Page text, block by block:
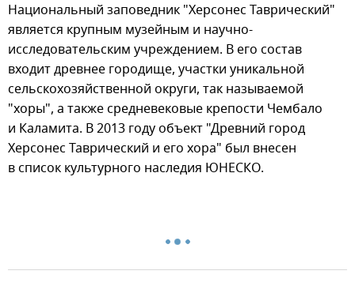
Национальный заповедник "Херсонес Таврический"
является крупным музейным и научно-
исследовательским учреждением. В его состав
входит древнее городище, участки уникальной
сельскохозяйственной округи, так называемой
"хоры", а также средневековые крепости Чембало
и Каламита. В 2013 году объект "Древний город
Херсонес Таврический и его хора" был внесен
в список культурного наследия ЮНЕСКО.